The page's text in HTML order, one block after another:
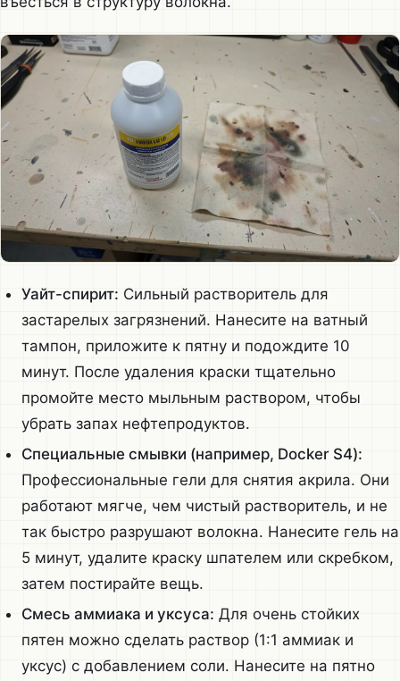
Уайт-спирит: Сильный растворитель для
застарелых загрязнений. Нанесите на ватный
тампон, приложите к пятну и подождите 10
минут. После удаления краски тщательно
промойте место мыльным раствором, чтобы
убрать запах нефтепродуктов.
Специальные смывки (например, Docker S4):
Профессиональные гели для снятия акрила. Они
работают мягче, чем чистый растворитель, и не
так быстро разрушают волокна. Нанесите гель на
5 минут, удалите краску шпателем или скребком,
затем постирайте вещь.
Смесь аммиака и уксуса: Для очень стойких
пятен можно сделать раствор (1:1 аммиак и
уксус) с добавлением соли. Нанесите на пятно